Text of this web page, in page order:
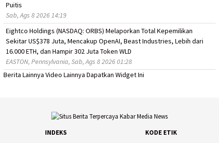
Puitis
Sab, Ags 8 2026 14:19
Eightco Holdings (NASDAQ: ORBS) Melaporkan Total Kepemilikan
Sekitar US$378 Juta, Mencakup OpenAI, Beast Industries, Lebih dari
16.000 ETH, dan Hampir 302 Juta Token WLD
EASTON, Pennsylvania, Sab, Ags 8 2026 01:28
Berita Lainnya Video Lainnya Dapatkan Widget Ini
INDEKS
KODE ETIK